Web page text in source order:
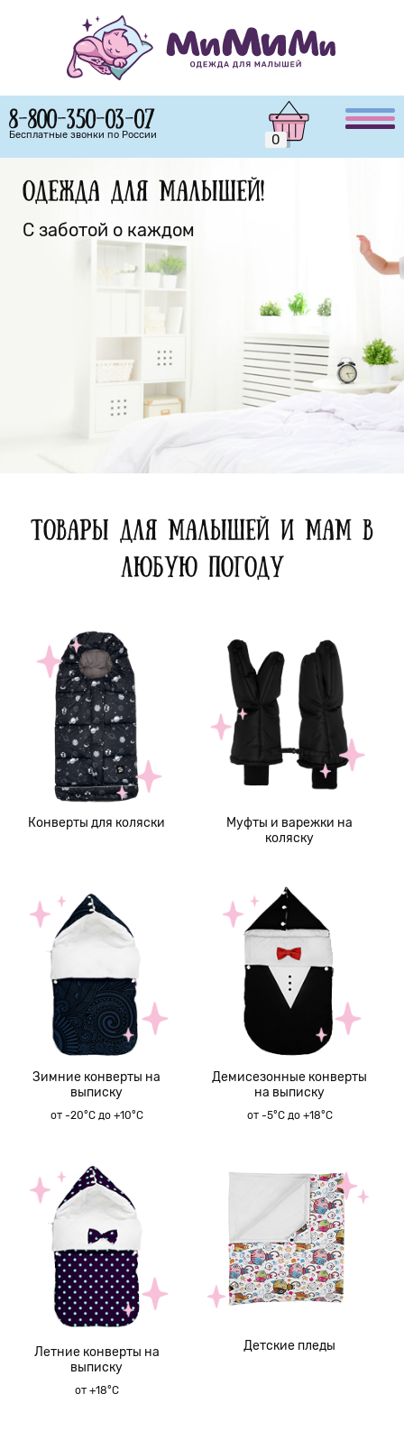
8-800-350-03-07
Бесплатные звонки по России 0
Одежда для малышей!
С заботой о каждом
ТОВАРЫ ДЛЯ МАЛЫШЕЙ И МАМ В
ЛЮБУЮ ПОГОДУ
Конверты для коляски
Муфты и варежки на
коляску
Зимние конверты на
выписку
от -20°C до +10°C
Демисезонные конверты
на выписку
от -5°C до +18°C
Летние конверты на
выписку
от +18°C
Детские пледы